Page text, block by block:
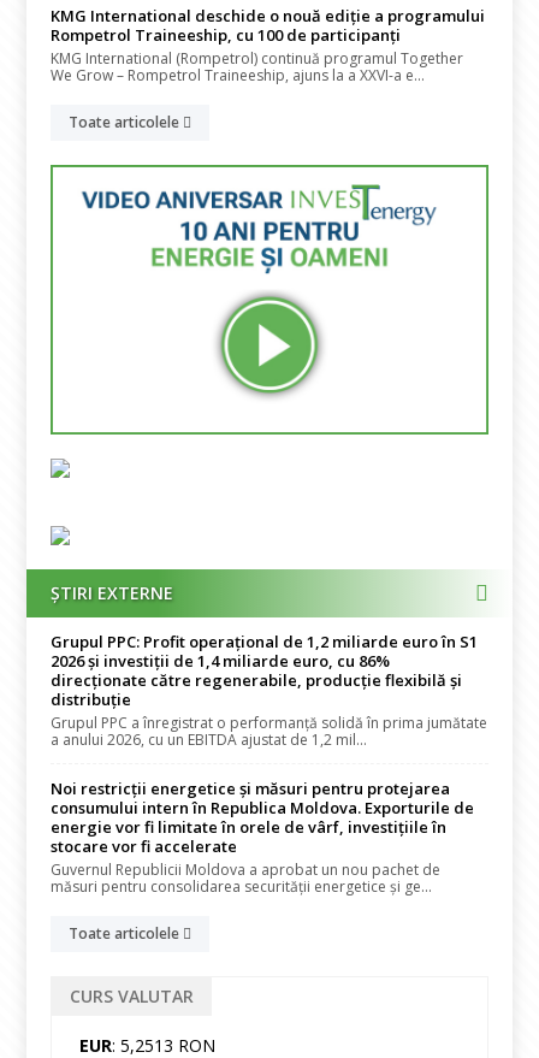
KMG International deschide o nouă ediție a programului
Rompetrol Traineeship, cu 100 de participanți
KMG International (Rompetrol) continuă programul Together
We Grow – Rompetrol Traineeship, ajuns la a XXVI-a e...
Toate articolele
ȘTIRI EXTERNE
Grupul PPC: Profit operațional de 1,2 miliarde euro în S1
2026 și investiții de 1,4 miliarde euro, cu 86%
direcționate către regenerabile, producție flexibilă și
distribuție
Grupul PPC a înregistrat o performanță solidă în prima jumătate
a anului 2026, cu un EBITDA ajustat de 1,2 mil...
Noi restricții energetice și măsuri pentru protejarea
consumului intern în Republica Moldova. Exporturile de
energie vor fi limitate în orele de vârf, investițiile în
stocare vor fi accelerate
Guvernul Republicii Moldova a aprobat un nou pachet de
măsuri pentru consolidarea securității energetice și ge...
Toate articolele
CURS VALUTAR
EUR: 5,2513 RON